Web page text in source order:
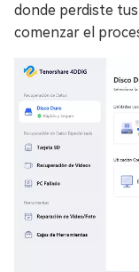
donde perdiste
comenzar el